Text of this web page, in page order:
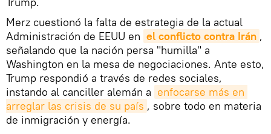
Merz cuestionó la falta de estrategia de la actual
Administración de EEUU en el conflicto contra Irán ,
señalando que la nación persa "humilla" a
Washington en la mesa de negociaciones. Ante esto,
Trump respondió a través de redes sociales,
instando al canciller alemán a enfocarse más en
arreglar las crisis de su país , sobre todo en materia
de inmigración y energía.